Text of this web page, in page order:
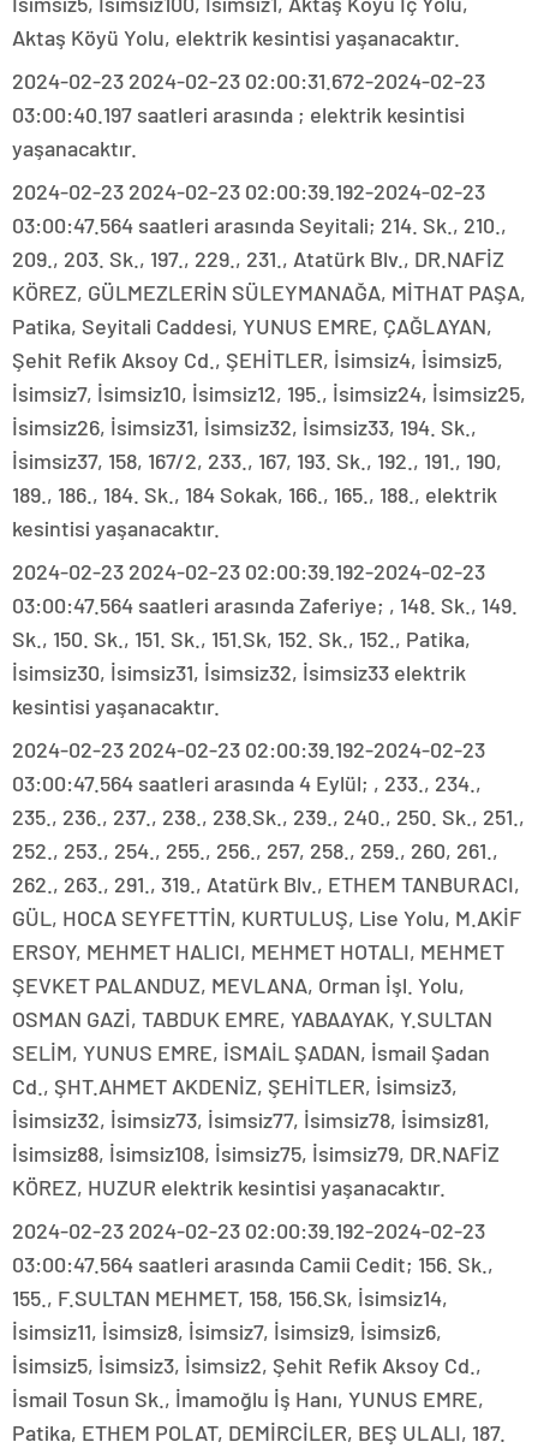
Aktaş Köyü Yolu, elektrik kesintisi yaşanacaktır.
2024-02-23 2024-02-23 02:00:31.672-2024-02-23
03:00:40.197 saatleri arasında ; elektrik kesintisi
yaşanacaktır.
2024-02-23 2024-02-23 02:00:39.192-2024-02-23
03:00:47.564 saatleri arasında Seyitali; 214. Sk., 210.,
209., 203. Sk., 197., 229., 231., Atatürk Blv., DR.NAFİZ
KÖREZ, GÜLMEZLERİN SÜLEYMANAĞA, MİTHAT PAŞA,
Patika, Seyitali Caddesi, YUNUS EMRE, ÇAĞLAYAN,
Şehit Refik Aksoy Cd., ŞEHİTLER, İsimsiz4, İsimsiz5,
İsimsiz7, İsimsiz10, İsimsiz12, 195., İsimsiz24, İsimsiz25,
İsimsiz26, İsimsiz31, İsimsiz32, İsimsiz33, 194. Sk.,
İsimsiz37, 158, 167/2, 233., 167, 193. Sk., 192., 191., 190,
189., 186., 184. Sk., 184 Sokak, 166., 165., 188., elektrik
kesintisi yaşanacaktır.
2024-02-23 2024-02-23 02:00:39.192-2024-02-23
03:00:47.564 saatleri arasında Zaferiye; , 148. Sk., 149.
Sk., 150. Sk., 151. Sk., 151.Sk, 152. Sk., 152., Patika,
İsimsiz30, İsimsiz31, İsimsiz32, İsimsiz33 elektrik
kesintisi yaşanacaktır.
2024-02-23 2024-02-23 02:00:39.192-2024-02-23
03:00:47.564 saatleri arasında 4 Eylül; , 233., 234.,
235., 236., 237., 238., 238.Sk., 239., 240., 250. Sk., 251.,
252., 253., 254., 255., 256., 257, 258., 259., 260, 261.,
262., 263., 291., 319., Atatürk Blv., ETHEM TANBURACI,
GÜL, HOCA SEYFETTİN, KURTULUŞ, Lise Yolu, M.AKİF
ERSOY, MEHMET HALICI, MEHMET HOTALI, MEHMET
ŞEVKET PALANDUZ, MEVLANA, Orman İşl. Yolu,
OSMAN GAZİ, TABDUK EMRE, YABAAYAK, Y.SULTAN
SELİM, YUNUS EMRE, İSMAİL ŞADAN, İsmail Şadan
Cd., ŞHT.AHMET AKDENİZ, ŞEHİTLER, İsimsiz3,
İsimsiz32, İsimsiz73, İsimsiz77, İsimsiz78, İsimsiz81,
İsimsiz88, İsimsiz108, İsimsiz75, İsimsiz79, DR.NAFİZ
KÖREZ, HUZUR elektrik kesintisi yaşanacaktır.
2024-02-23 2024-02-23 02:00:39.192-2024-02-23
03:00:47.564 saatleri arasında Camii Cedit; 156. Sk.,
155., F.SULTAN MEHMET, 158, 156.Sk, İsimsiz14,
İsimsiz11, İsimsiz8, İsimsiz7, İsimsiz9, İsimsiz6,
İsimsiz5, İsimsiz3, İsimsiz2, Şehit Refik Aksoy Cd.,
İsmail Tosun Sk., İmamoğlu İş Hanı, YUNUS EMRE,
Patika, ETHEM POLAT, DEMİRCİLER, BEŞ ULALI, 187.